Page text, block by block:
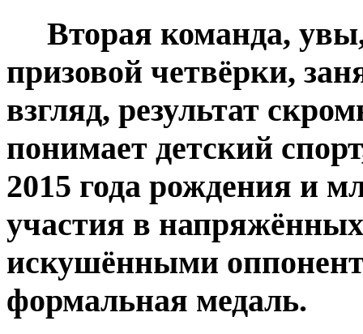
Вторая команда, увы,
призовой четвёрки,
взгляд, результат
понимает детский
2015 года рождения и
участия в
искушёнными
формальная медаль.